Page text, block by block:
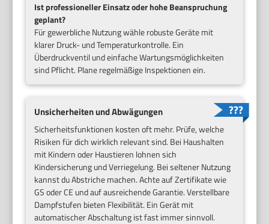
Ist professioneller Einsatz oder hohe Beanspruchung
geplant?
Für gewerbliche Nutzung wähle robuste Geräte mit
klarer Druck- und Temperaturkontrolle. Ein
Überdruckventil und einfache Wartungsmöglichkeiten
sind Pflicht. Plane regelmäßige Inspektionen ein.
Unsicherheiten und Abwägungen
Sicherheitsfunktionen kosten oft mehr. Prüfe, welche
Risiken für dich wirklich relevant sind. Bei Haushalten
mit Kindern oder Haustieren lohnen sich
Kindersicherung und Verriegelung. Bei seltener Nutzung
kannst du Abstriche machen. Achte auf Zertifikate wie
GS oder CE und auf ausreichende Garantie. Verstellbare
Dampfstufen bieten Flexibilität. Ein Gerät mit
automatischer Abschaltung ist fast immer sinnvoll.